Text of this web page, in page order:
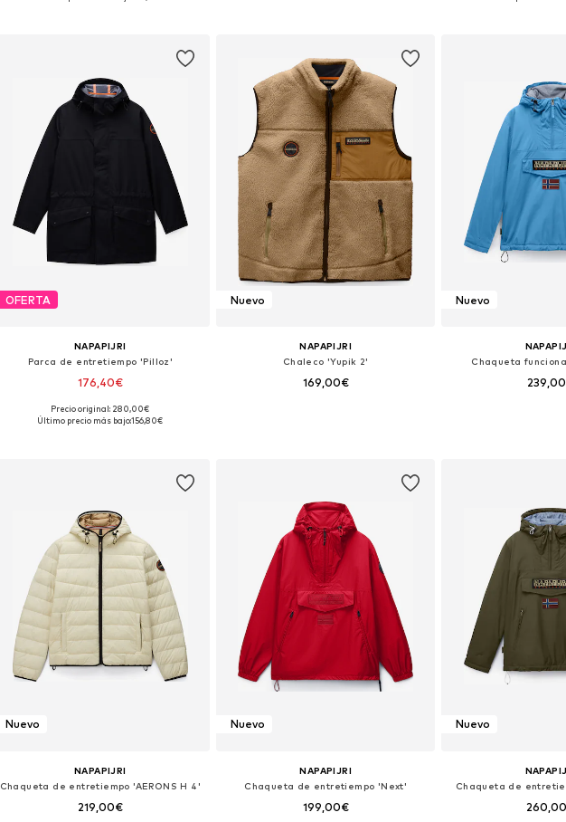
OFERTA
NAPAPIJRI
Parca de entretiempo 'Pilloz'
176,40€
Tallas disponibles: S, M, L, XXL
Precio original: 280,00€
Último precio más bajo:156,80€
Nuevo
NAPAPIJRI
Chaleco 'Yupik 2'
169,00€
Nuevo
Chaqueta
Nuevo
NAPAPIJRI
Chaqueta de entretiempo 'AERONS H 4'
219,00€
Nuevo
NAPAPIJRI
Chaqueta de entretiempo 'Next'
199,00€
Nuevo
Chaqueta de